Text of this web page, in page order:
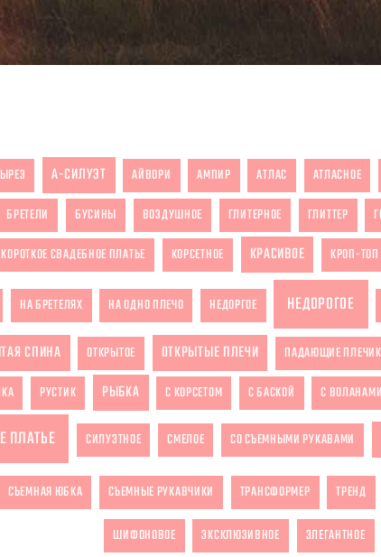
А-СИЛУЭТ АЙВОРИ АМПИР АТЛАС АТЛАСНОЕ
БРЕТЕЛИ БУСИНЫ ВОЗДУШНОЕ ГЛИТЕРНОЕ ГЛИТТЕР
КОРОТКОЕ СВАДЕБНОЕ ПЛАТЬЕ КОРСЕТНОЕ КРАСИВОЕ КРОП-ТОП
НА БРЕТЕЛЯХ НА ОДНО ПЛЕЧО НЕДОРГОЕ НЕДОРОГОЕ
СПИНА ОТКРЫТОЕ ОТКРЫТЫЕ ПЛЕЧИ ПАДАЮЩИЕ
РУСТИК РЫБКА С КОРСЕТОМ С БАСКОЙ С ВОЛАНАМИ
ПЛАТЬЕ СИЛУЭТНОЕ СМЕЛОЕ СО СЪЕМНЫМИ РУКАВАМИ
СЪЕМНАЯ ЮБКА СЪЕМНЫЕ РУКАВЧИКИ ТРАНСФОРМЕР ТРЕНД
ШИФОНОВОЕ ЭКСКЛЮЗИВНОЕ ЭЛЕГАНТНОЕ